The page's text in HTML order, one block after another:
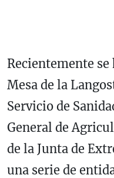
Recientemente se
Mesa de la
Servicio de
General de
de la Junta de
una serie de